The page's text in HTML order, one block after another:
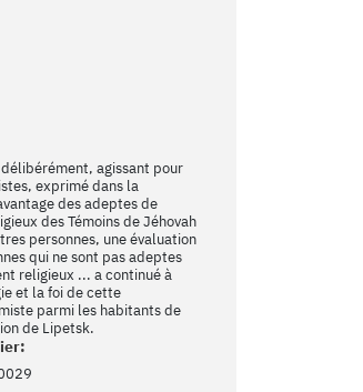
agissant pour
exprimé dans la
des adeptes de
des Témoins de Jéhovah
personnes, une évaluation
qui ne sont pas adeptes
religieux ... a continué à
et la foi de cette
parmi les habitants de
de Lipetsk.